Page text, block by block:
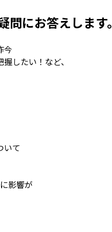
にお答えします。
今
したい！など、
いて
影響が